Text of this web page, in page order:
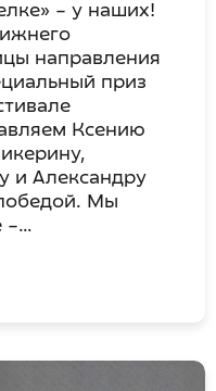
– у наших!
направления
приз
Ксению
и Александру
Мы
–…